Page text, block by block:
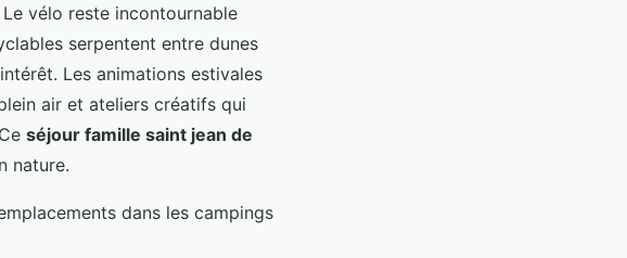
vélo reste incontournable
serpentent entre dunes
Les animations estivales
air et ateliers créatifs qui
séjour famille saint jean de
nature.
dans les campings